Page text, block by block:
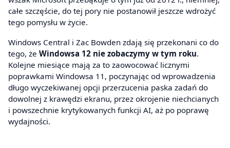
całe szczęście, do tej pory nie postanowił jeszcze wdrożyć
tego pomysłu w życie.
Windows Central i Zac Bowden zdają się przekonani co do
tego, że Windowsa 12 nie zobaczymy w tym roku.
Kolejne miesiące mają za to zaowocować licznymi
poprawkami Windowsa 11, poczynając od wprowadzenia
długo wyczekiwanej opcji przerzucenia paska zadań do
dowolnej z krawędzi ekranu, przez okrojenie niechcianych
i powszechnie krytykowanych funkcji AI, aż po poprawę
wydajności.